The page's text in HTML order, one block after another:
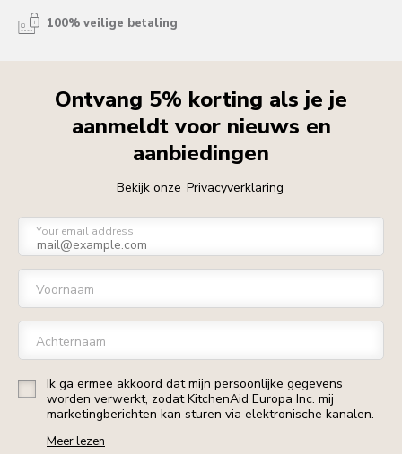
100% veilige betaling
Ontvang 5% korting als je je
aanmeldt voor nieuws en
aanbiedingen
Bekijk onze Privacyverklaring
Your email address
Voornaam
Achternaam
Ik ga ermee akkoord dat mijn persoonlijke gegevens
worden verwerkt, zodat KitchenAid Europa Inc. mij
marketingberichten kan sturen via elektronische kanalen.
Meer lezen